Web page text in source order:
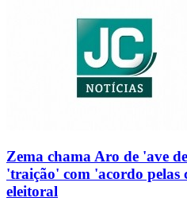
Zema chama Aro de 'ave
'traição' com 'acordo pelas
eleitoral